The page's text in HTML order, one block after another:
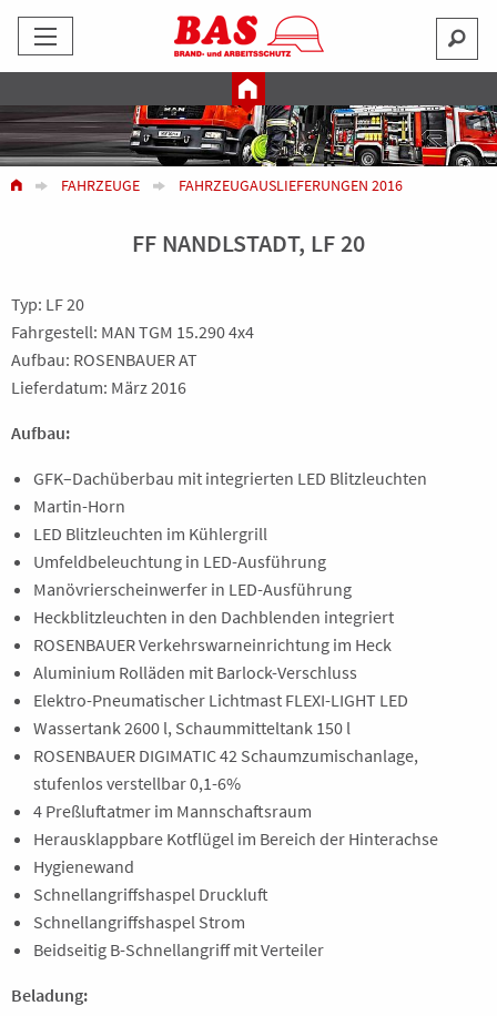
FAHRZEUGE FAHRZEUGAUSLIEFERUNGEN 2016
FF NANDLSTADT, LF 20
Typ: LF 20
Fahrgestell: MAN TGM 15.290 4x4
Aufbau: ROSENBAUER AT
Lieferdatum: März 2016
Aufbau:
GFK–Dachüberbau mit integrierten LED Blitzleuchten
Martin-Horn
LED Blitzleuchten im Kühlergrill
Umfeldbeleuchtung in LED-Ausführung
Manövrierscheinwerfer in LED-Ausführung
Heckblitzleuchten in den Dachblenden integriert
ROSENBAUER Verkehrswarneinrichtung im Heck
Aluminium Rolläden mit Barlock-Verschluss
Elektro-Pneumatischer Lichtmast FLEXI-LIGHT LED
Wassertank 2600 l, Schaummitteltank 150 l
ROSENBAUER DIGIMATIC 42 Schaumzumischanlage,
stufenlos verstellbar 0,1-6%
4 Preßluftatmer im Mannschaftsraum
Herausklappbare Kotflügel im Bereich der Hinterachse
Hygienewand
Schnellangriffshaspel Druckluft
Schnellangriffshaspel Strom
Beidseitig B-Schnellangriff mit Verteiler
Beladung: